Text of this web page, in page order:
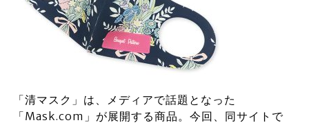
「清マスク」は、メディアで話題となった
「Mask.com」が展開する商品。今回、同サイトで